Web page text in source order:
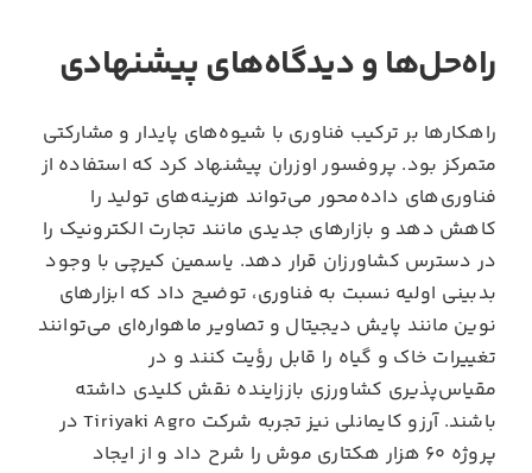
راه‌حل‌ها و دیدگاه‌های پیشنهادی
راهکارها بر ترکیب فناوری با شیوه‌های پایدار و مشارکتی
متمرکز بود. پروفسور اوزران پیشنهاد کرد که استفاده از
فناوری‌های داده‌محور می‌تواند هزینه‌های تولید را
کاهش دهد و بازارهای جدیدی مانند تجارت الکترونیک را
در دسترس کشاورزان قرار دهد. یاسمین کیرچی با وجود
بدبینی اولیه نسبت به فناوری، توضیح داد که ابزارهای
نوین مانند پایش دیجیتال و تصاویر ماهواره‌ای می‌توانند
تغییرات خاک و گیاه را قابل رؤیت کنند و در
مقیاس‌پذیری کشاورزی باززاینده نقش کلیدی داشته
باشند. آرزو کایمانلی نیز تجربه شرکت Tiriyaki Agro در
پروژه ۶۰ هزار هکتاری موش را شرح داد و از ایجاد